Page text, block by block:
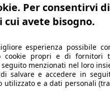
Per consentirvi di
cui avete bisogno.
esperienza possibile
cookie propri e di fornitori
menzionati nel loro
di salvare e accedere in
utilizzato e a dati personali